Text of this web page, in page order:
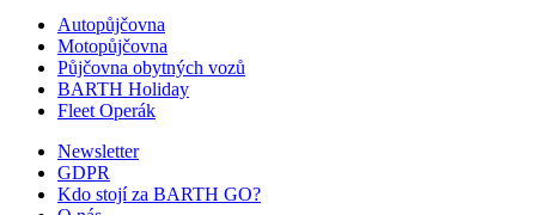
Autopůjčovna
Motopůjčovna
Půjčovna obytných vozů
BARTH Holiday
Fleet Operák
Newsletter
GDPR
Kdo stojí za BARTH GO?